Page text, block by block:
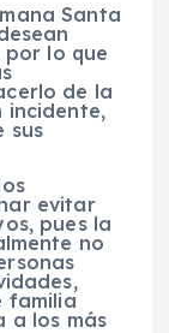
Santa
lo que
de la
incidente,
sus
evitar
pues la
no
familia
a los más